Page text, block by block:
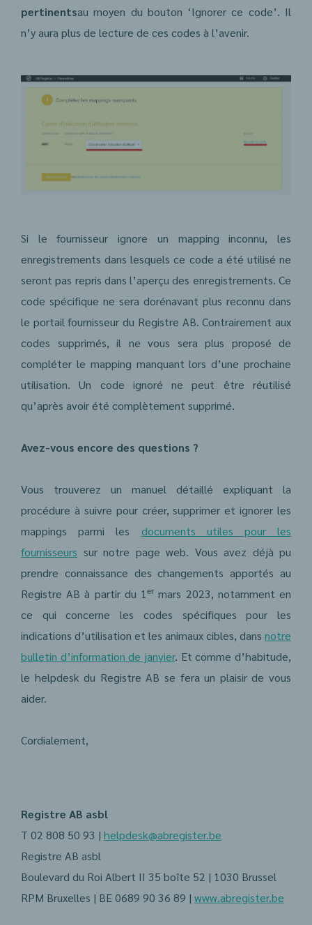
pertinentsau moyen du bouton ‘Ignorer ce code’. Il
n’y aura plus de lecture de ces codes à l’avenir.
Si le fournisseur ignore un mapping inconnu, les
enregistrements dans lesquels ce code a été utilisé ne
seront pas repris dans l’aperçu des enregistrements. Ce
code spécifique ne sera dorénavant plus reconnu dans
le portail fournisseur du Registre AB. Contrairement aux
codes supprimés, il ne vous sera plus proposé de
compléter le mapping manquant lors d’une prochaine
utilisation. Un code ignoré ne peut être réutilisé
qu’après avoir été complètement supprimé.
Avez-vous encore des questions ?
Vous trouverez un manuel détaillé expliquant la
procédure à suivre pour créer, supprimer et ignorer les
mappings parmi les documents utiles pour les
fournisseurs sur notre page web. Vous avez déjà pu
prendre connaissance des changements apportés au
Registre AB à partir du 1er mars 2023, notamment en
ce qui concerne les codes spécifiques pour les
indications d’utilisation et les animaux cibles, dans notre
bulletin d’information de janvier. Et comme d’habitude,
le helpdesk du Registre AB se fera un plaisir de vous
aider.
Cordialement,
Registre AB asbl
T 02 808 50 93 | helpdesk@abregister.be
Registre AB asbl
Boulevard du Roi Albert II 35 boîte 52 | 1030 Brussel
RPM Bruxelles | BE 0689 90 36 89 | www.abregister.be